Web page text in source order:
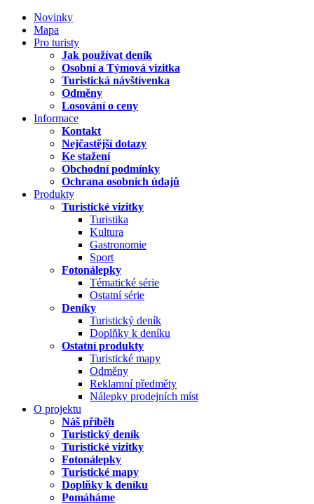
Novinky
Mapa
Pro turisty
Jak používat deník
Osobní a Týmová vizitka
Turistická návštívenka
Odměny
Losování o ceny
Informace
Kontakt
Nejčastější dotazy
Ke stažení
Obchodní podmínky
Ochrana osobních údajů
Produkty
Turistické vizitky
Turistika
Kultura
Gastronomie
Sport
Fotonálepky
Tématické série
Ostatní série
Deníky
Turistický deník
Doplňky k deníku
Ostatní produkty
Turistické mapy
Odměny
Reklamní předměty
Nálepky prodejních míst
O projektu
Náš příběh
Turistický deník
Turistické vizitky
Fotonálepky
Turistické mapy
Doplňky k deníku
Pomáháme